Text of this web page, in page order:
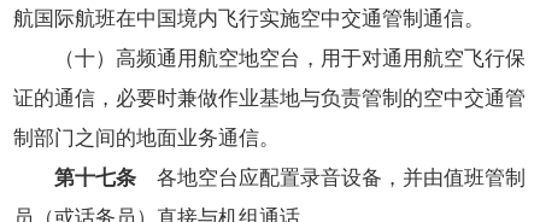
航国际航班在中国境内飞行实施空中交通管制通信。
（十）高频通用航空地空台，用于对通用航空飞行保
证的通信，必要时兼做作业基地与负责管制的空中交通管
制部门之间的地面业务通信。
第十七条 各地空台应配置录音设备，并由值班管制
员（或话务员）直接与机组通话。